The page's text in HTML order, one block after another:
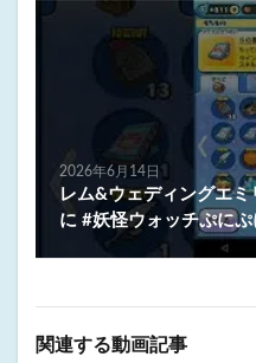
2026年6月14日
レム&ウェディングエ
に #妖怪ウォッチぷにぷ
関連する動画記事